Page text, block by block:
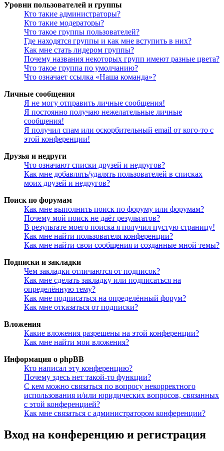
Уровни пользователей и группы
Кто такие администраторы?
Кто такие модераторы?
Что такое группы пользователей?
Где находятся группы и как мне вступить в них?
Как мне стать лидером группы?
Почему названия некоторых групп имеют разные цвета?
Что такое группа по умолчанию?
Что означает ссылка «Наша команда»?
Личные сообщения
Я не могу отправить личные сообщения!
Я постоянно получаю нежелательные личные
сообщения!
Я получил спам или оскорбительный email от кого-то с
этой конференции!
Друзья и недруги
Что означают списки друзей и недругов?
Как мне добавлять/удалять пользователей в списках
моих друзей и недругов?
Поиск по форумам
Как мне выполнить поиск по форуму или форумам?
Почему мой поиск не даёт результатов?
В результате моего поиска я получил пустую страницу!
Как мне найти пользователя конференции?
Как мне найти свои сообщения и созданные мной темы?
Подписки и закладки
Чем закладки отличаются от подписок?
Как мне сделать закладку или подписаться на
определённую тему?
Как мне подписаться на определённый форум?
Как мне отказаться от подписки?
Вложения
Какие вложения разрешены на этой конференции?
Как мне найти мои вложения?
Информация о phpBB
Кто написал эту конференцию?
Почему здесь нет такой-то функции?
С кем можно связаться по вопросу некорректного
использования и/или юридических вопросов, связанных
с этой конференцией?
Как мне связаться с администратором конференции?
Вход на конференцию и регистрация